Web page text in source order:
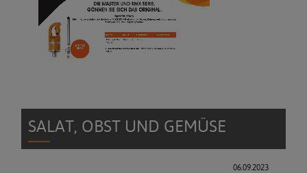
SALAT, OBST UND GEMÜSE
06.09.2023